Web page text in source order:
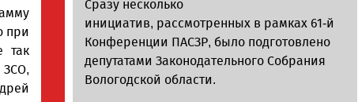
Сразу несколько
инициатив, рассмотренных в рамках 61-й
Конференции ПАСЗР, было подготовлено
депутатами Законодательного Собрания
Вологодской области.
при
так
ЗСО,